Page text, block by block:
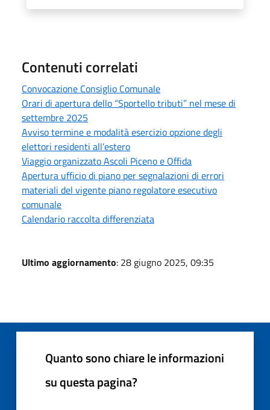
Contenuti correlati
Convocazione Consiglio Comunale
Orari di apertura dello “Sportello tributi” nel mese di
settembre 2025
Avviso termine e modalità esercizio opzione degli
elettori residenti all’estero
Viaggio organizzato Ascoli Piceno e Offida
Apertura ufficio di piano per segnalazioni di errori
materiali del vigente piano regolatore esecutivo
comunale
Calendario raccolta differenziata
Ultimo aggiornamento: 28 giugno 2025, 09:35
Quanto sono chiare le informazioni
su questa pagina?